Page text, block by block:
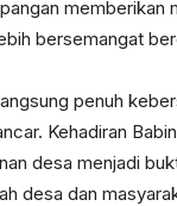
memberikan
bersemangat
penuh
Kehadiran
desa menjadi
desa dan